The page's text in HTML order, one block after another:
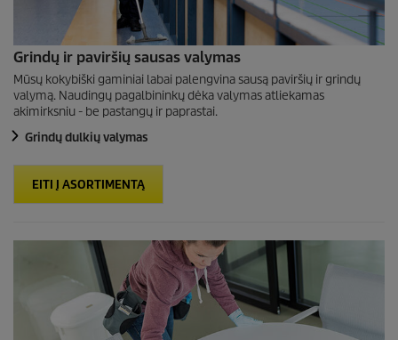
Grindų ir paviršių sausas valymas
Mūsų kokybiški gaminiai labai palengvina sausą paviršių ir grindų
valymą. Naudingų pagalbininkų dėka valymas atliekamas
akimirksniu - be pastangų ir paprastai.
Grindų dulkių valymas
EITI Į ASORTIMENTĄ